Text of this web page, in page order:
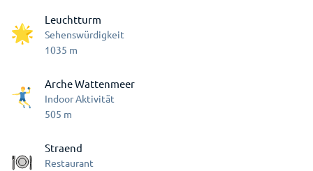
Leuchtturm
Sehenswürdigkeit
1035 m
Arche Wattenmeer
Indoor Aktivität
505 m
Straend
Restaurant